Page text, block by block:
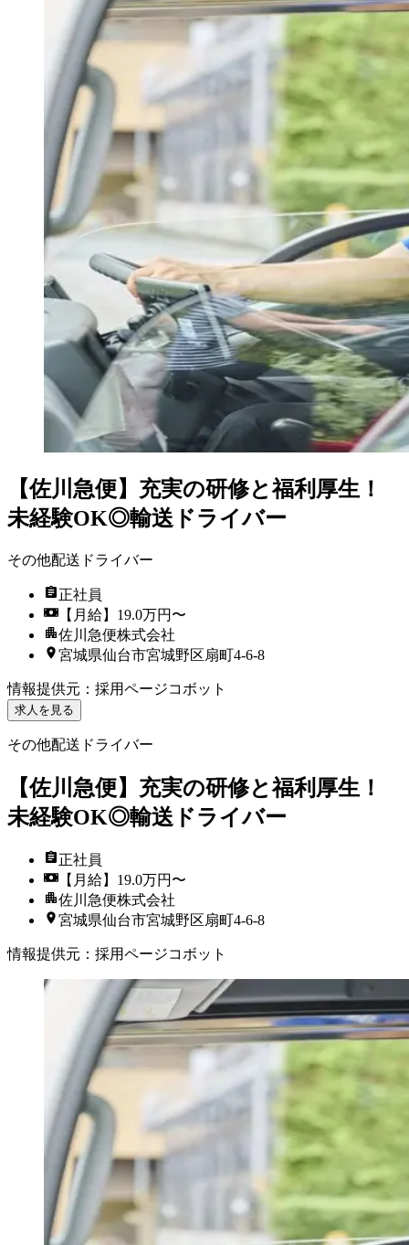
【佐川急便】充実の研修と福利厚生！
未経験OK◎輸送ドライバー
その他配送ドライバー
正社員
【月給】19.0万円〜
佐川急便株式会社
宮城県仙台市宮城野区扇町4‐6‐8
情報提供元 ： 採用ページコボット
求人を見る
その他配送ドライバー
【佐川急便】充実の研修と福利厚生！
未経験OK◎輸送ドライバー
正社員
【月給】19.0万円〜
佐川急便株式会社
宮城県仙台市宮城野区扇町4‐6‐8
情報提供元 ： 採用ページコボット